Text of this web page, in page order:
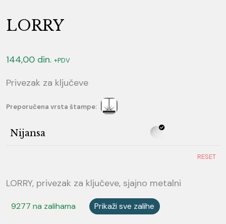
LORRY
144,00 din. +PDV
Privezak za ključeve
Preporučena vrsta štampe:
Nijansa
RESET
LORRY, privezak za ključeve, sjajno metalni
9277 na zalihama Prikaži sve zalihe